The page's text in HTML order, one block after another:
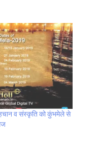
व संस्कृति को कुंभमेले से